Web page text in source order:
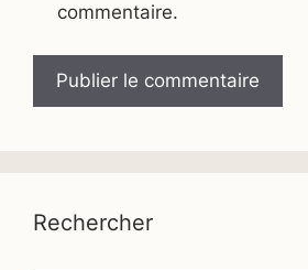
commentaire.
Rechercher